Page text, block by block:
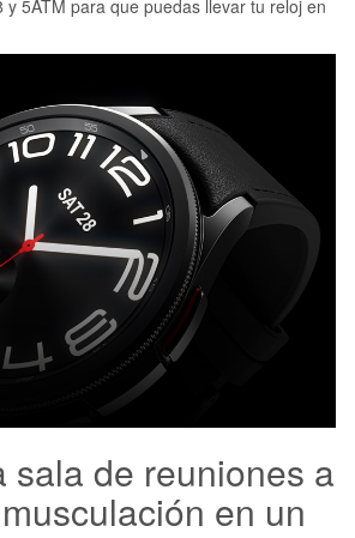
y 5ATM para que puedas llevar tu reloj en
sala de reuniones a
en un